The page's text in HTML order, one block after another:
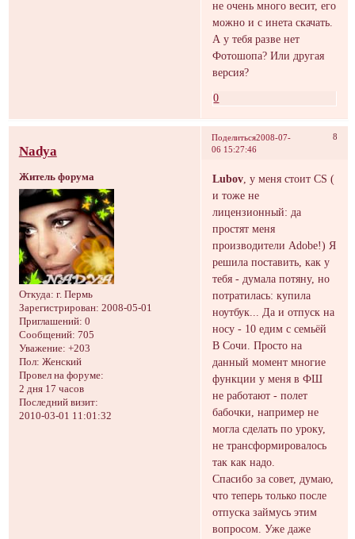
не очень много весит, его
можно и с инета скачать.
А у тебя разве нет
Фотошопа? Или другая
версия?
0
Поделиться 8
2008-07-
06 15:27:46
Nadya
Житель форума
Откуда: г. Пермь
Зарегистрирован: 2008-05-01
Приглашений: 0
Сообщений: 705
Уважение: +203
Пол: Женский
Провел на форуме:
2 дня 17 часов
Последний визит:
2010-03-01 11:01:32
Lubov , у меня стоит CS (
и тоже не
лицензионный: да
простят меня
производители Adobe!) Я
решила поставить, как у
тебя - думала потяну, но
потратилась: купила
ноутбук... Да и отпуск на
носу - 10 едим с семьёй
В Сочи. Просто на
данный момент многие
функции у меня в ФШ
не работают - полет
бабочки, например не
могла сделать по уроку,
не трансформировалось
так как надо.
Спасибо за совет, думаю,
что теперь только после
отпуска займусь этим
вопросом. Уже даже